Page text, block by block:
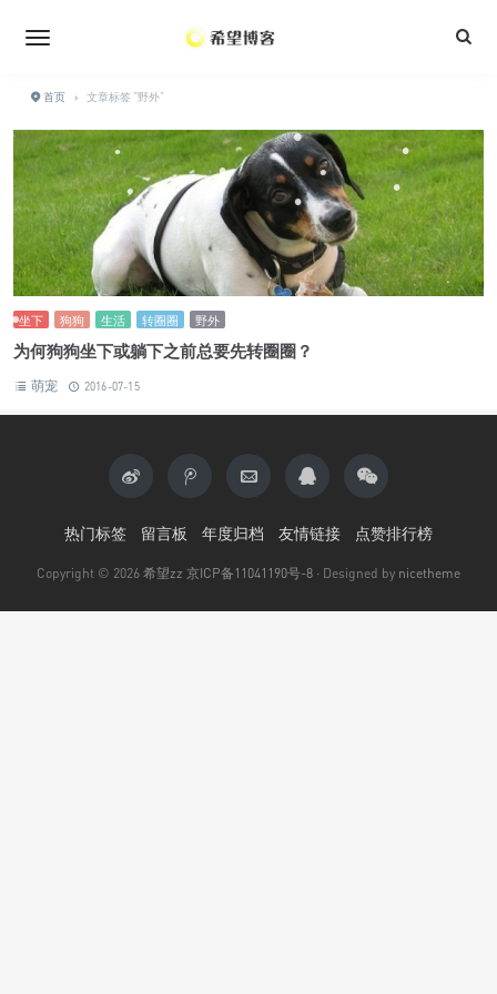
首页 › 文章标签 "野外"
坐下 狗狗 生活 转圈圈 野外
为何狗狗坐下或躺下之前总要先转圈圈？
萌宠 2016-07-15
热门标签 留言板 年度归档 友情链接 点赞排行榜
Copyright © 2026 希望zz 京ICP备11041190号-8 · Designed by nicetheme
•
•
• •
•
• •
•
•
•